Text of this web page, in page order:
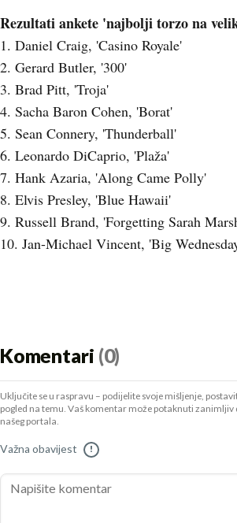
Rezultati ankete 'najbolji torzo na
1. Daniel Craig, 'Casino Royale'
2. Gerard Butler, '300'
3. Brad Pitt, 'Troja'
4. Sacha Baron Cohen, 'Borat'
5. Sean Connery, 'Thunderball'
6. Leonardo DiCaprio, 'Plaža'
7. Hank Azaria, 'Along Came Polly'
8. Elvis Presley, 'Blue Hawaii'
9. Russell Brand, 'Forgetting Sarah
10. Jan-Michael Vincent, 'Big
Komentari (0)
Uključite se u raspravu – podijelite svoje mišljenje,
pogled na temu. Vaš komentar može potaknuti
našeg portala.
Važna obavijest !